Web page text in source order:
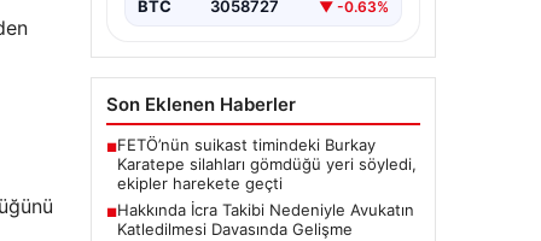
BTC 3058727 ▼ -0.63%
Son Eklenen Haberler
■FETÖ’nün suikast timindeki Burkay
Karatepe silahları gömdüğü yeri söyledi,
ekipler harekete geçti
■Hakkında İcra Takibi Nedeniyle Avukatın
Katledilmesi Davasında Gelişme